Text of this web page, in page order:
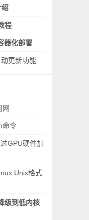
绍
程
器化部署
更新功能
网
命令
GPU硬件加
Unix格式
级到低内核